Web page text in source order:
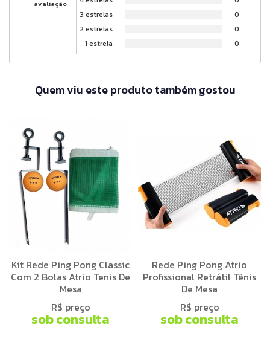
avaliação
3 estrelas
0
2 estrelas
0
1 estrela
0
Quem viu este produto também gostou
Kit Rede Ping Pong Classic
Com 2 Bolas Atrio Tenis De
Mesa
R$ preço
sob consulta
Rede Ping Pong Atrio
Profissional Retrátil Tênis
De Mesa
R$ preço
sob consulta